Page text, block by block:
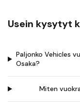
Usein kysytyt
Paljonko Vehicles
Osaka?
Miten